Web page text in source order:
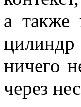
а также
цилиндр
ничего
через